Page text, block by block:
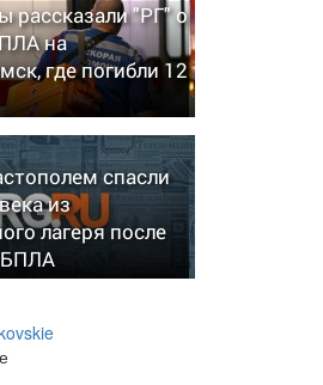
рассказали "РГ" о
на
где погибли 12
спасли
из
лагеря после
БПЛА